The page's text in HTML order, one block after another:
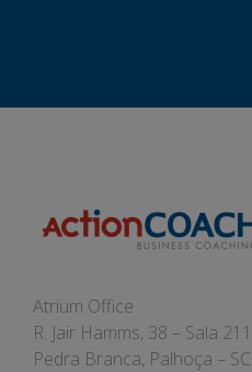
Atrium Office
R. Jair Hamms, 38 – Sala
Pedra Branca, Palhoça – SC